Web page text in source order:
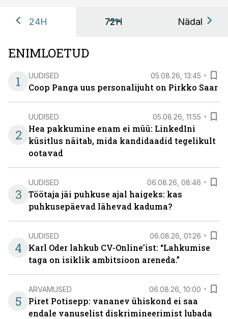
24H 72H Nädal
ENIMLOETUD
1
UUDISED 05.08.26, 13:45
Coop Panga uus personalijuht on Pirkko Saar
2
UUDISED 05.08.26, 11:55
Hea pakkumine enam ei müü: LinkedIni
küsitlus näitab, mida kandidaadid tegelikult
ootavad
3
UUDISED 06.08.26, 08:46
Töötaja jäi puhkuse ajal haigeks: kas
puhkusepäevad lähevad kaduma?
4
UUDISED 06.08.26, 01:26
Karl Oder lahkub CV-Online’ist: “Lahkumise
taga on isiklik ambitsioon areneda.”
5
ARVAMUSED 06.08.26, 10:00
Piret Potisepp: vananev ühiskond ei saa
endale vanuselist diskrimineerimist lubada